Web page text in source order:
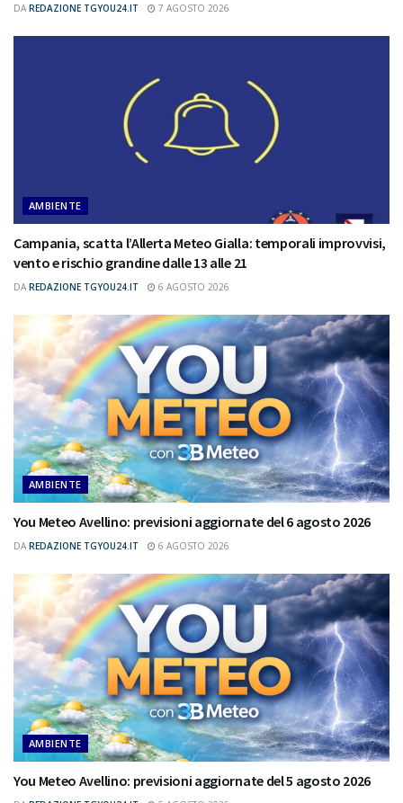
DA REDAZIONE TGYOU24.IT 7 AGOSTO 2026
AMBIENTE
Campania, scatta l’Allerta Meteo Gialla: temporali improvvisi,
vento e rischio grandine dalle 13 alle 21
DA REDAZIONE TGYOU24.IT 6 AGOSTO 2026
AMBIENTE
You Meteo Avellino: previsioni aggiornate del 6 agosto 2026
DA REDAZIONE TGYOU24.IT 6 AGOSTO 2026
AMBIENTE
You Meteo Avellino: previsioni aggiornate del 5 agosto 2026